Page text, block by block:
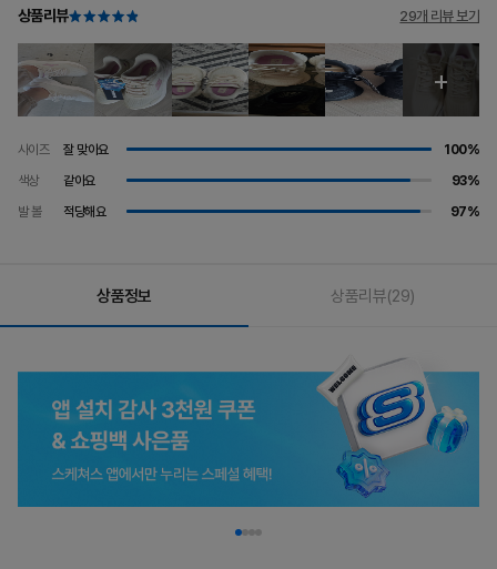
상품리뷰 29개 리뷰 보기
사이즈 잘 맞아요
100%
색상
같아요
93%
발 볼
적당해요 97%
상품정보 상품리뷰(29)